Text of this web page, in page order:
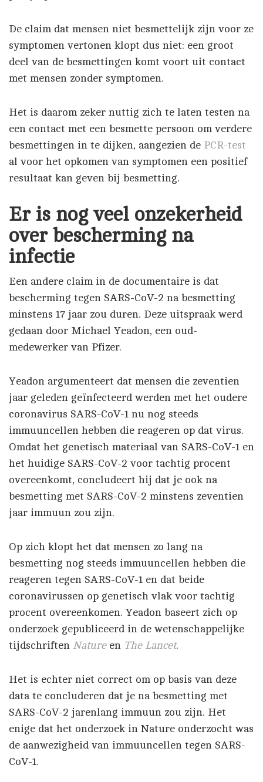
De claim dat mensen niet besmettelijk zijn voor ze
symptomen vertonen klopt dus niet: een groot
deel van de besmettingen komt voort uit contact
met mensen zonder symptomen.
Het is daarom zeker nuttig zich te laten testen na
een contact met een besmette persoon om verdere
besmettingen in te dijken, aangezien de PCR-test
al voor het opkomen van symptomen een positief
resultaat kan geven bij besmetting.
Er is nog veel onzekerheid
over bescherming na
infectie
Een andere claim in de documentaire is dat
bescherming tegen SARS-CoV-2 na besmetting
minstens 17 jaar zou duren. Deze uitspraak werd
gedaan door Michael Yeadon, een oud-
medewerker van Pfizer.
Yeadon argumenteert dat mensen die zeventien
jaar geleden geïnfecteerd werden met het oudere
coronavirus SARS-CoV-1 nu nog steeds
immuuncellen hebben die reageren op dat virus.
Omdat het genetisch materiaal van SARS-CoV-1 en
het huidige SARS-CoV-2 voor tachtig procent
overeenkomt, concludeert hij dat je ook na
besmetting met SARS-CoV-2 minstens zeventien
jaar immuun zou zijn.
Op zich klopt het dat mensen zo lang na
besmetting nog steeds immuuncellen hebben die
reageren tegen SARS-CoV-1 en dat beide
coronavirussen op genetisch vlak voor tachtig
procent overeenkomen. Yeadon baseert zich op
onderzoek gepubliceerd in de wetenschappelijke
tijdschriften Natureen The Lancet.
Het is echter niet correct om op basis van deze
data te concluderen dat je na besmetting met
SARS-CoV-2 jarenlang immuun zou zijn. Het
enige dat het onderzoek in Nature onderzocht was
de aanwezigheid van immuuncellen tegen SARS-
CoV-1.